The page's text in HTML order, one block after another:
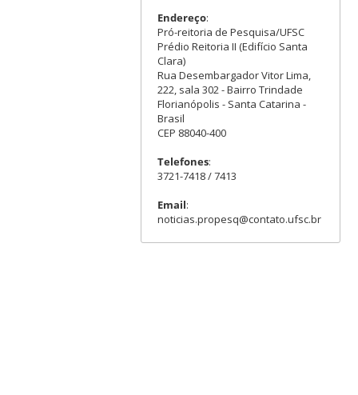
Endereço:
Pró-reitoria de Pesquisa/UFSC
Prédio Reitoria II (Edifício Santa
Clara)
Rua Desembargador Vitor Lima,
222, sala 302 - Bairro Trindade
Florianópolis - Santa Catarina -
Brasil
CEP 88040-400
Telefones:
3721-7418 / 7413
Email:
noticias.propesq@contato.ufsc.br